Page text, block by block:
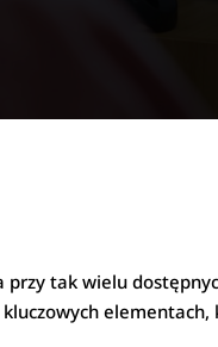
tak wielu